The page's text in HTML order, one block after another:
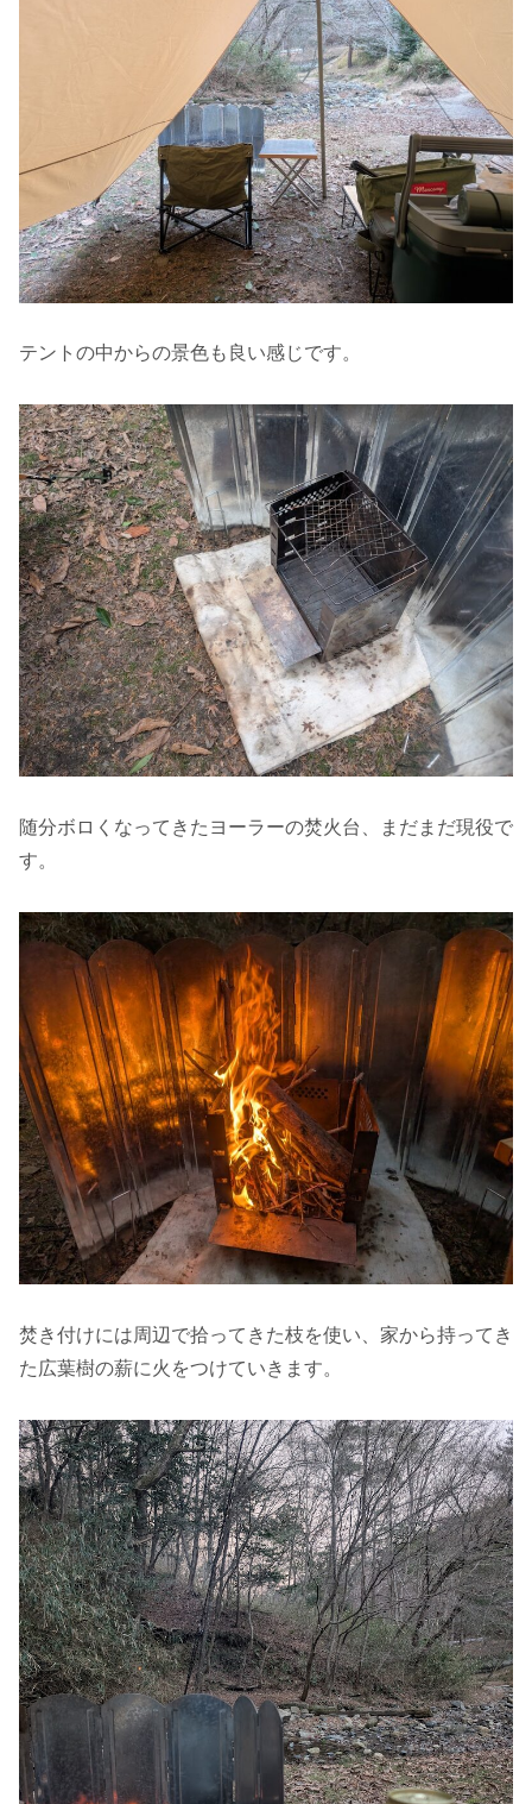
テントの中からの景色も良い感じです。
随分ボロくなってきたヨーラーの焚火台、まだまだ現役で
す。
焚き付けには周辺で拾ってきた枝を使い、家から持ってき
た広葉樹の薪に火をつけていきます。